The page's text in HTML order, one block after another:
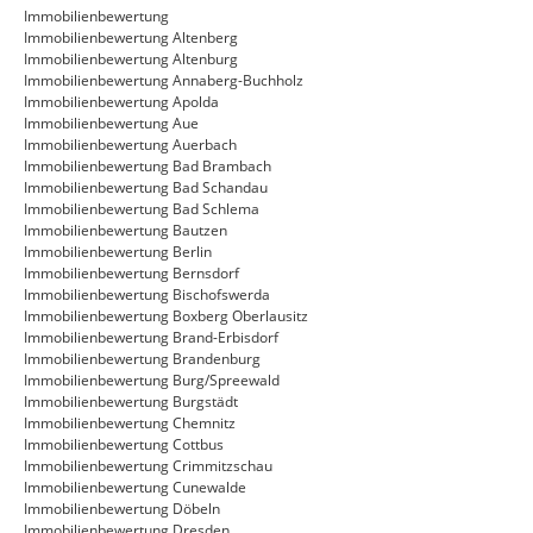
Immobilienbewertung
Immobilienbewertung Altenberg
Immobilienbewertung Altenburg
Immobilienbewertung Annaberg-Buchholz
Immobilienbewertung Apolda
Immobilienbewertung Aue
Immobilienbewertung Auerbach
Immobilienbewertung Bad Brambach
Immobilienbewertung Bad Schandau
Immobilienbewertung Bad Schlema
Immobilienbewertung Bautzen
Immobilienbewertung Berlin
Immobilienbewertung Bernsdorf
Immobilienbewertung Bischofswerda
Immobilienbewertung Boxberg Oberlausitz
Immobilienbewertung Brand-Erbisdorf
Immobilienbewertung Brandenburg
Immobilienbewertung Burg/Spreewald
Immobilienbewertung Burgstädt
Immobilienbewertung Chemnitz
Immobilienbewertung Cottbus
Immobilienbewertung Crimmitzschau
Immobilienbewertung Cunewalde
Immobilienbewertung Döbeln